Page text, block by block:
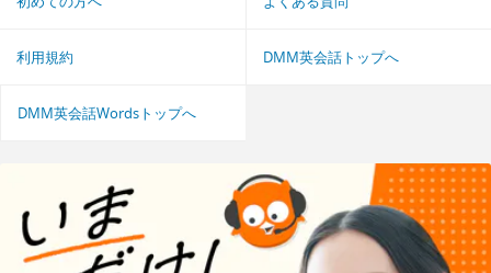
利用規約 DMM英会話トップへ
DMM英会話Wordsトップへ